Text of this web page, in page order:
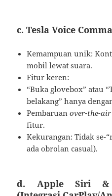
c. Tesla Voice
Kemampuan unik:
mobil lewat suara.
Fitur keren:
“Buka glovebox” atau
belakang” hanya
Pembaruanover-the-air
fitur.
Kekurangan: Tidak se-
ada obrolan casual).
d. Apple Siri &